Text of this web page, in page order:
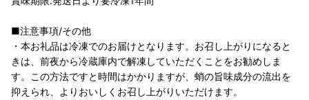
■注意事項/その他
・本お礼品は冷凍でのお届けとなります。お召し上がりになると
きは、前夜から冷蔵庫内で解凍していただくことをお勧めしま
す。この方法ですと時間はかかりますが、蛸の旨味成分の流出を
抑えられ、よりおいしくお召し上がりいただけます。